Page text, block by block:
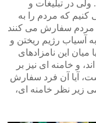
ولی در تبلیغات و
که مردم را به
مردم سفارش می کنند
آسیاب رژیم ریختن و
این نامزادهای
و خامنه ای نیز بر
آیا آن فرد سفارش
زیر نظر خامنه ای،